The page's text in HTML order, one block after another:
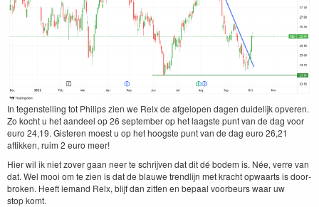
In tegen­stelling tot Philips zien we Relx de afgelopen dagen duidelijk opv­eren.
Zo kocht u het aan­deel op26 sep­tem­ber op het laag­ste punt van de dag voor
euro 24,19. Gis­teren moest u op het hoog­ste punt van de dag euro 26,21
aftikken, ruim 2 euro meer!
Hier wil ik niet zover gaan neer te schri­jven dat dit dé bodem is. Née, verre van
dat. Wel mooi om te zien is dat de blauwe trendli­jn met kracht opwaarts is door­
bro­ken. Heeft iemand Relx, bli­jf dan zit­ten en bepaal voor­beurs waar uw
stop komt.